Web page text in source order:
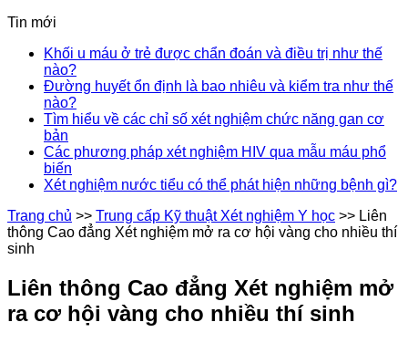
Tin mới
Khối u máu ở trẻ được chẩn đoán và điều trị như thế
nào?
Đường huyết ổn định là bao nhiêu và kiểm tra như thế
nào?
Tìm hiểu về các chỉ số xét nghiệm chức năng gan cơ
bản
Các phương pháp xét nghiệm HIV qua mẫu máu phổ
biến
Xét nghiệm nước tiểu có thể phát hiện những bệnh gì?
Trang chủ >> Trung cấp Kỹ thuật Xét nghiệm Y học >> Liên
thông Cao đẳng Xét nghiệm mở ra cơ hội vàng cho nhiều thí
sinh
Liên thông Cao đẳng Xét nghiệm mở
ra cơ hội vàng cho nhiều thí sinh